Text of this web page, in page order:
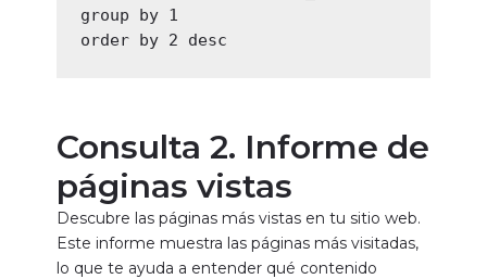
group by 1
order by 2 desc
Consulta 2. Informe de
páginas vistas
Descubre las páginas más vistas en tu sitio web.
Este informe muestra las páginas más visitadas,
lo que te ayuda a entender qué contenido